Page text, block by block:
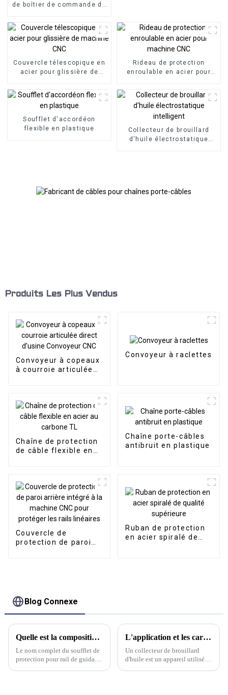
de boîtier de commande de
commande en porte-à-faux
en aluminium
Couvercle télescopique en
acier pour glissière de
Rideau de protection
enroulable en acier pour
Soufflet d'accordéon
flexible en plastique
Collecteur de brouillard
d'huile électrostatique
Produits Les Plus Vendus
Convoyeur à copeaux
à courroie articulée
Convoyeur à raclettes
Chaîne de protection
de câble flexible en
Chaîne porte-câbles
antibruit en plastique
Couvercle de
protection de paroi
Ruban de protection
en acier spiralé de
Blog Connexe
Quelle est la composition du soufflet de protection de la machine-outil et quelles sont ses caractéristiques ?
Le nom complet du soufflet de
protection pour rail de guidage
L'application et les caractéristiques des collecteurs de purificateurs de brouillard d'huile ?
Un collecteur de brouillard
d'huile est un appareil utilisé